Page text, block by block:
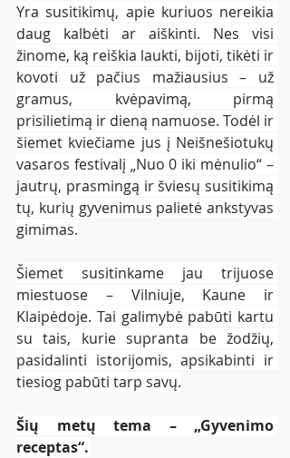
Yra susitikimų, apie kuriuos nereikia
daug kalbėti ar aiškinti. Nes visi
žinome, ką reiškia laukti, bijoti, tikėti ir
kovoti už pačius mažiausius – už
gramus, kvėpavimą, pirmą
prisilietimą ir dieną namuose. Todėl ir
šiemet kviečiame jus į Neišnešiotukų
vasaros festivalį „Nuo 0 iki mėnulio“ –
jautrų, prasmingą ir šviesų susitikimą
tų, kurių gyvenimus palietė ankstyvas
gimimas.
Šiemet susitinkame jau trijuose
miestuose – Vilniuje, Kaune ir
Klaipėdoje. Tai galimybė pabūti kartu
su tais, kurie supranta be žodžių,
pasidalinti istorijomis, apsikabinti ir
tiesiog pabūti tarp savų.
Šių metų tema – „Gyvenimo
receptas“.